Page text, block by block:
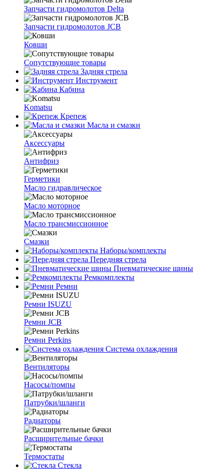
Запчасти гидромолотов Delta
Запчасти гидромолотов JCB
Ковши
Сопутствующие товары
Задняя стрела
Инструмент
Кабина
Komatsu
Крепеж
Масла и смазки
Аксессуары
Антифриз
Герметики
Масло гидравлическое
Масло моторное
Масло трансмиссионное
Смазки
Наборы/комплекты
Передняя стрела
Пневматические шины
Ремкомплекты
Ремни
Ремни ISUZU
Ремни JCB
Ремни Perkins
Система охлаждения
Вентиляторы
Насосы/помпы
Патрубки/шланги
Радиаторы
Расширительные бачки
Термостаты
Стекла